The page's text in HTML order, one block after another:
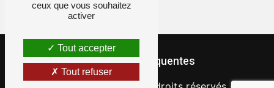
Recherches fréquentes
ceux que vous souhaitez
activer
Tout accepter
Tout refuser